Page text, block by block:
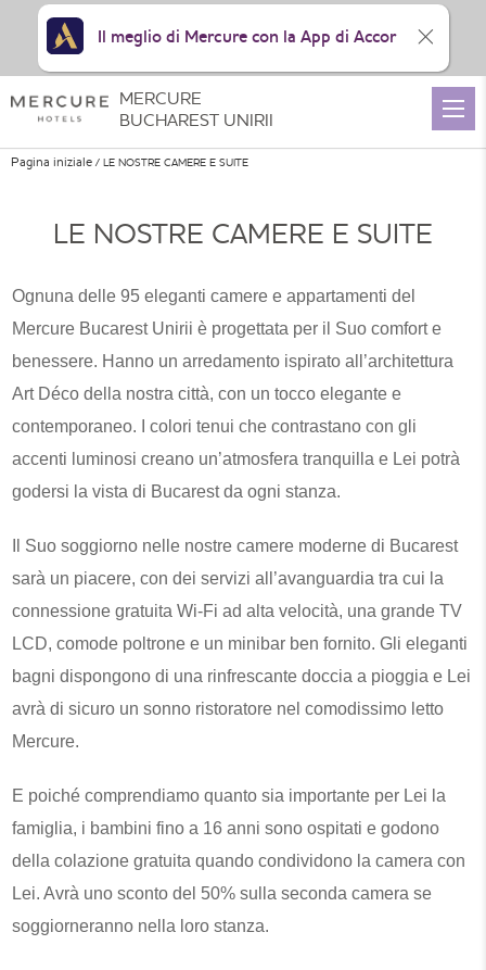
Pagina iniziale LE NOSTRE CAMERE E SUITE
LE NOSTRE CAMERE E SUITE
Ognuna delle 95 eleganti camere e appartamenti del
Mercure Bucarest Unirii è progettata per il Suo comfort e
benessere. Hanno un arredamento ispirato all’architettura
Art Déco della nostra città, con un tocco elegante e
contemporaneo. I colori tenui che contrastano con gli
accenti luminosi creano un’atmosfera tranquilla e Lei potrà
godersi la vista di Bucarest da ogni stanza.
Il Suo soggiorno nelle nostre camere moderne di Bucarest
sarà un piacere, con dei servizi all’avanguardia tra cui la
connessione gratuita Wi-Fi ad alta velocità, una grande TV
LCD, comode poltrone e un minibar ben fornito. Gli eleganti
bagni dispongono di una rinfrescante doccia a pioggia e Lei
avrà di sicuro un sonno ristoratore nel comodissimo letto
Mercure.
E poiché comprendiamo quanto sia importante per Lei la
famiglia, i bambini fino a 16 anni sono ospitati e godono
della colazione gratuita quando condividono la camera con
Lei. Avrà uno sconto del 50% sulla seconda camera se
soggiorneranno nella loro stanza.
MERCURE
BUCHAREST UNIRII
Il meglio di Mercure con la App di Accor